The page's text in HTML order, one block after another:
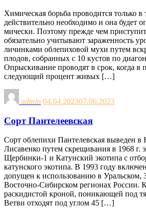
Химическая борьба проводится только в
действительно необходимо и она будет
мически. Поэтому прежде чем
обя­зательно учитывают зараженность
личинками облепиховой мухи путем
плодов, со­бранных с 10 кустов по
Опрыскивание про­водят в срок, когда в
следующий процент живых […]
admin 04.04.202307.06.2023
Сорт Пантелеевская
Сорт облепихи Пантелевская
Лисавенко путем скрещивания в 1968 г.
Щербинки-1 и Катунский экотипа с
катунского экотипа. В 1993 году
допущен к использованию в Уральском,
Восточно-Сибирском регионах России.
раскидистой кроной, поникающей под
Ветви отходят под углом 45 […]